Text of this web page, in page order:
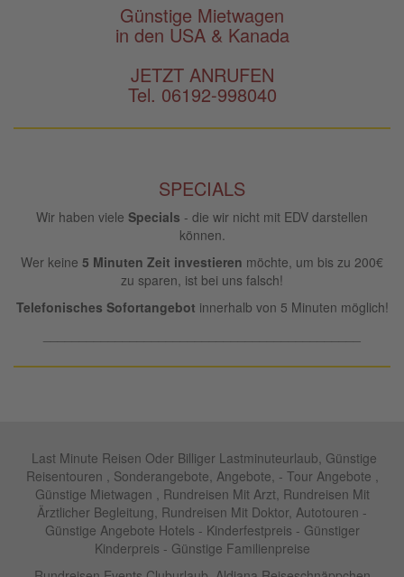
Günstige Mietwagen
in den USA & Kanada
JETZT ANRUFEN
Tel. 06192-998040
SPECIALS
Wir haben viele Specials - die wir nicht mit EDV darstellen
können.
Wer keine 5 Minuten Zeit investieren möchte, um bis zu 200€
zu sparen, ist bei uns falsch!
Telefonisches Sofortangebot innerhalb von 5 Minuten möglich!
Last Minute Reisen Oder Billiger Lastminuteurlaub, Günstige
Reisentouren , Sonderangebote, Angebote, - Tour Angebote ,
Günstige Mietwagen , Rundreisen Mit Arzt, Rundreisen Mit
Ärztlicher Begleitung, Rundreisen Mit Doktor, Autotouren -
Günstige Angebote Hotels - Kinderfestpreis - Günstiger
Kinderpreis - Günstige Familienpreise